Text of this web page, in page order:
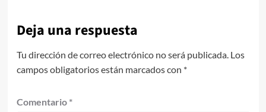
Deja una respuesta
Tu dirección de correo electrónico no será publicada. Los
campos obligatorios están marcados con *
Comentario *